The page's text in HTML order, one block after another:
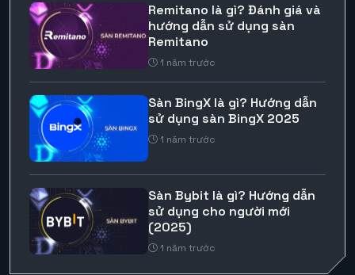
Remitano là gì? Đánh giá và
hướng dẫn sử dụng sàn
Remitano
1 năm trước
Sàn BingX là gì? Hướng dẫn
sử dụng sàn BingX 2025
1 năm trước
Sàn Bybit là gì? Hướng dẫn
sử dụng cho người mới
(2025)
1 năm trước